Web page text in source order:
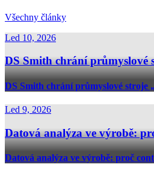
Všechny články
Led 10, 2026
DS Smith chrání průmyslové
DS Smith chrání průmyslové stroje
Led 9, 2026
Datová analýza ve výrobě:
Datová analýza ve výrobě: proč